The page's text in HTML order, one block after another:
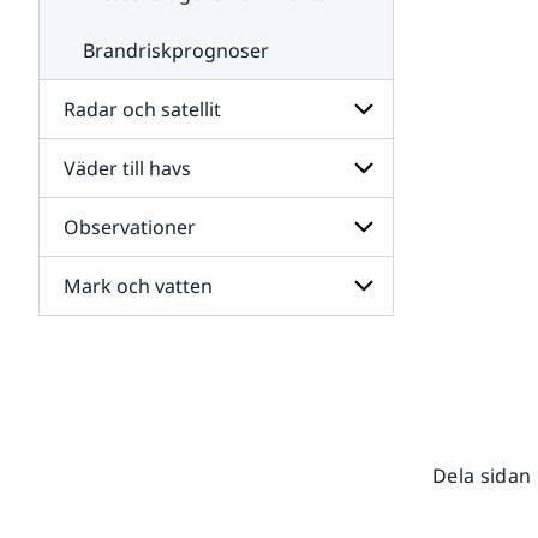
Brandriskprognoser
Radar och satellit
Undersidor
för
Radar
och
satellit
Väder till havs
Undersidor
för
Väder
till
havs
Observationer
Undersidor
för
Mark och vatten
Dela sidan